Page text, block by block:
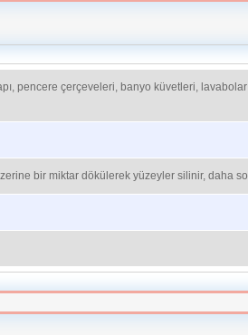
pencere çerçeveleri, banyo küvetleri,
bir miktar dökülerek yüzeyler silinir, daha